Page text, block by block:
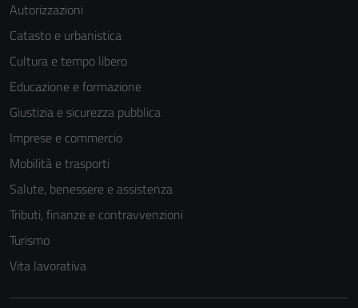
Autorizzazioni
Catasto e urbanistica
Cultura e tempo libero
Educazione e formazione
Giustizia e sicurezza pubblica
Imprese e commercio
Mobilità e trasporti
Salute, benessere e assistenza
Tributi, finanze e contravvenzioni
Turismo
Vita lavorativa